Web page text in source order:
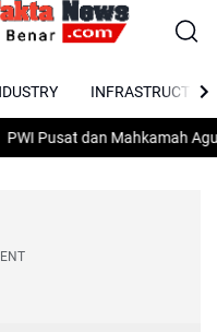
INFRASTRUCTURE
Pusat dan Mahkamah Agung